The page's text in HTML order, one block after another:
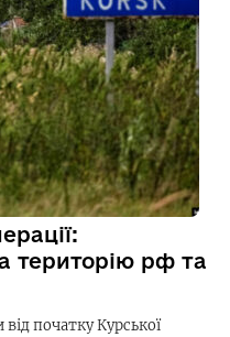
територію рф та
початку Курської